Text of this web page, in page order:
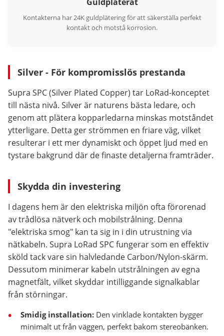
Kontakterna har 24K guldplätering för att säkerställa perfekt
kontakt och motstå korrosion.
Silver - För kompromisslös prestanda
Supra SPC (Silver Plated Copper) tar LoRad-konceptet
till nästa nivå. Silver är naturens bästa ledare, och
genom att plätera kopparledarna minskas motståndet
ytterligare. Detta ger strömmen en friare väg, vilket
resulterar i ett mer dynamiskt och öppet ljud med en
tystare bakgrund där de finaste detaljerna framträder.
Skydda din investering
I dagens hem är den elektriska miljön ofta förorenad
av trådlösa nätverk och mobilstrålning. Denna
"elektriska smog" kan ta sig in i din utrustning via
nätkabeln. Supra LoRad SPC fungerar som en effektiv
sköld tack vare sin halvledande Carbon/Nylon-skärm.
Dessutom minimerar kabeln utstrålningen av egna
magnetfält, vilket skyddar intilliggande signalkablar
från störningar.
Smidig installation: Den vinklade kontakten bygger
minimalt ut från väggen, perfekt bakom stereobänken.